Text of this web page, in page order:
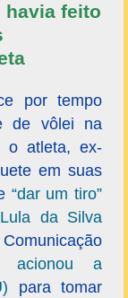
havia feito
por tempo
de vôlei na
o atleta, ex-
em suas
“dar um tiro”
da Silva
acionou a
para tomar